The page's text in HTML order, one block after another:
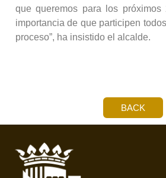
que queremos para los
importancia de que participen
proceso”, ha insistido el alcalde.
BACK